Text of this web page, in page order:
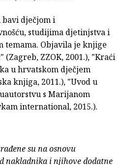
bavi dječjom i
studijima djetinjstva i
temama. Objavila je knjige
ZZOK, 2001.), "Kraći
u hrvatskom dječjem
knjiga, 2011.), "Uvod u
s Marijanom
international, 2015.).
su na osnovu
nakladnika i njihove dodatne